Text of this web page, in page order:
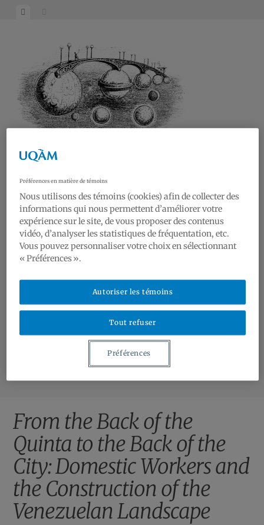
RAA19
Réseau Art et Architecture du 19e siècle | Research on Art and Architecture of the
19th century
Nouvelles | News
Conférences | Lectures
Galerie | Gallery
Réseau | Network
Bourses et contrats | Grants and Contracts
Ressources | Resources
À Propos | About
From the Back of the
Quinta to the Back of the
City: Domestic Workers and
the Construction of the
Venezuelan Landscape
Préférences en matière de témoins
Nous utilisons des témoins (cookies) afin de collecter des
informations qui nous permettent d’améliorer votre
expérience sur le site, de vous proposer des contenus
vidéo, d’analyser les statistiques de fréquentation, etc.
Vous pouvez personnaliser votre choix en sélectionnant
« Préférences ».
Tout refuser
Autoriser les témoins
Préférences